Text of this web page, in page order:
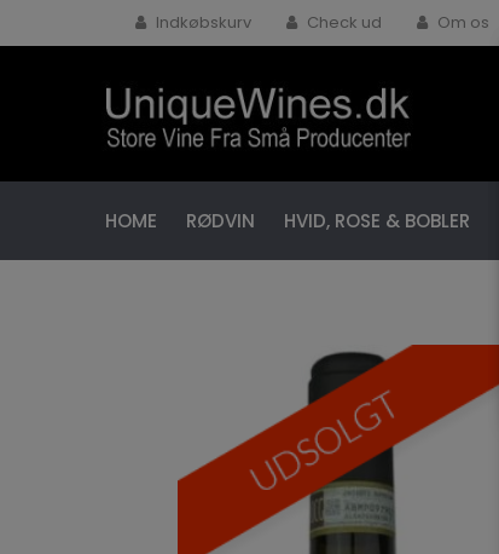
Indkøbskurv Check ud Om os
HOME RØDVIN HVID, ROSE & BOBLER